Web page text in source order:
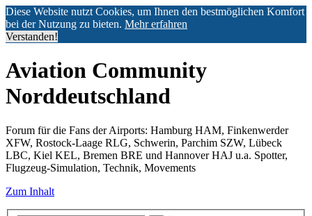
Diese Website nutzt Cookies, um Ihnen den bestmöglichen Komfort
bei der Nutzung zu bieten. Mehr erfahren
Verstanden!
Aviation Community
Norddeutschland
Forum für die Fans der Airports: Hamburg HAM, Finkenwerder
XFW, Rostock-Laage RLG, Schwerin, Parchim SZW, Lübeck
LBC, Kiel KEL, Bremen BRE und Hannover HAJ u.a. Spotter,
Flugzeug-Simulation, Technik, Movements
Zum Inhalt